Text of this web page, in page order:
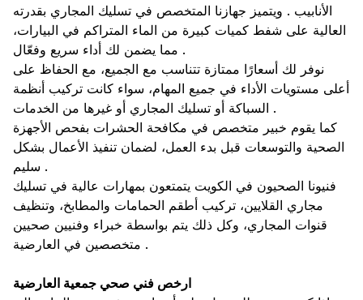
الأنابيب . ويتميز جهازنا المتخصص في تسليك المجاري بقدرته
العالية على شفط كميات كبيرة من الماء المتراكم في البيارات،
مما يضمن لك أداء سريع وفعّال .
نوفر لك أسعارًا ممتازة تتناسب مع الجميع، مع الحفاظ على
أعلى مستويات الأداء في جميع المهام، سواء كانت تركيب أنظمة
السباكة أو تسليك المجاري أو غيرها من الخدمات .
كما يقوم خبير متخصص في مكافحة الحشرات بفحص الأجهزة
الصحية والتوسعات قبل بدء العمل، لضمان تنفيذ الأعمال بشكل
سليم .
فنيونا الصحيون في الكويت يتمتعون بمهارات عالية في تسليك
مجاري القلايين، تركيب أطقم الحمامات والمطابخ، وتنظيف
قنوات المجاري، وكل ذلك يتم بواسطة خبراء وفنيين صحيين
متخصصين في العارضية .
ارخص فني صحي جمعية العارضية